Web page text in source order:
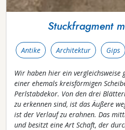
Stuckfragment
Antike Architektur Gips
Wir haben hier ein vergleichsweise
einer ehemals kreisförmigen
Perlstabdekor. Von den drei
zu erkennen sind, ist das Äußere
ist der Verlauf zu erahnen. Das
und besitzt eine Art Schaft, der